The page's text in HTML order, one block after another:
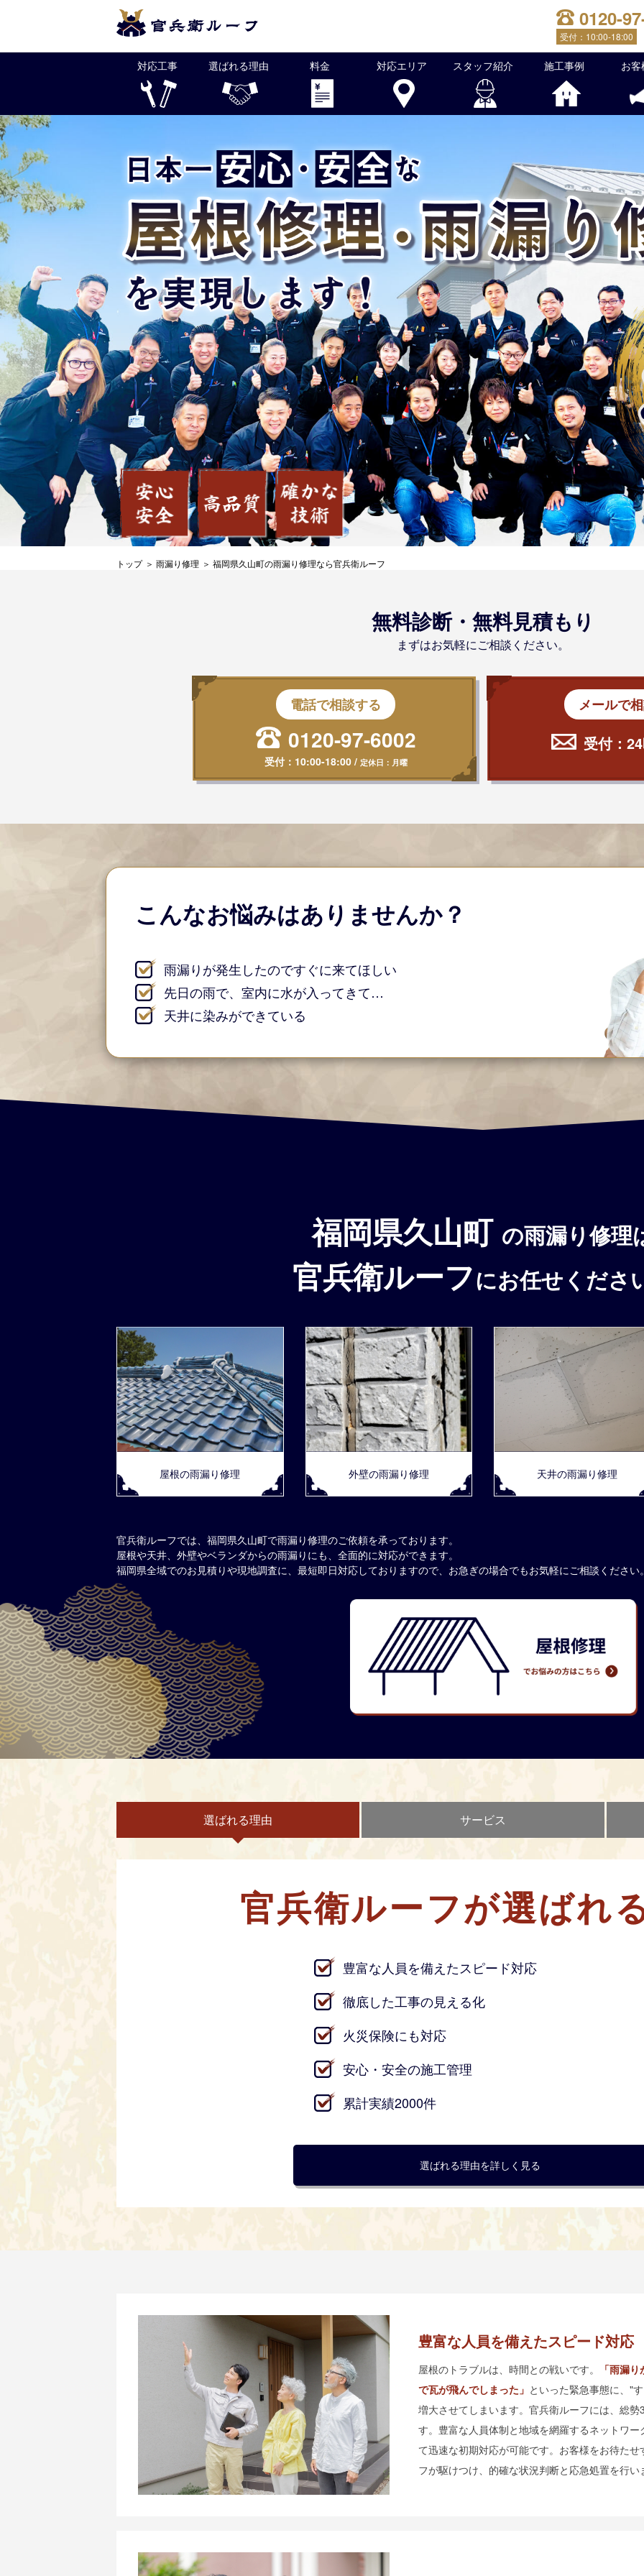
0120-
受付： 10:00-18:00
官兵衛ルーフは福岡県全土と下関で屋根修理・雨漏り修理を行っております！屋根のことでお困りな
対応工事 選ばれる理由 料金 対応エリア スタッフ紹介 施工事例 お
トップ 雨漏り修理 福岡県久山町の雨漏り修理なら官兵衛ルーフ
無料診断・無料見積もり
まずはお気軽にご相談ください。
電話で相談する
0120-97-6002
受付： 10:00-18:00/ 定休日：月曜
メールで
受付：
こんなお悩みはありませんか？
雨漏りが発生したのですぐに来てほしい
先日の雨で、室内に水が入ってきて…
天井に染みができている
福岡県久山町 の雨漏り修理
官兵衛ルーフにお任せくださ
屋根の雨漏り修理 外壁の雨漏り修理 天井の雨漏り修理
官兵衛ルーフでは、福岡県久山町で雨漏り修理のご依頼を承っております。
屋根や天井、外壁やベランダからの雨漏りにも、全面的に対応ができます。
福岡県全域でのお見積りや現地調査に、最短即日対応しておりますので、お急ぎの場合でもお気軽にご相談ください
選ばれる理由 サービス
官兵衛ルーフが選ばれ
豊富な人員を備えたスピード対応
徹底した工事の見える化
火災保険にも対応
安心・安全の施工管理
累計実績2000件
選ばれる理由を詳しく見る
豊富な人員を備えたスピード対応
屋根のトラブルは、時間との戦いです。
「雨漏
で瓦が飛んでしまった」 といった緊急事態に、"
増大させてしまいます。官兵衛ルーフには、総
す。豊富な人員体制と地域を網羅するネットワ
て迅速な初期対応が可能です。お客様をお待た
フが駆けつけ、的確な状況判断と応急処置を行い